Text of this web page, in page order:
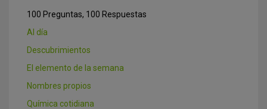
100 Preguntas, 100 Respuestas
Al día
Descubrimientos
El elemento de la semana
Nombres propios
Química cotidiana